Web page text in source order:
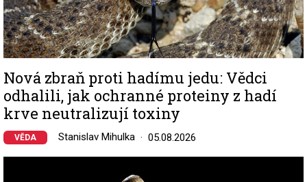
Nová zbraň proti hadímu jedu: Vědci
odhalili, jak ochranné proteiny z hadí
krve neutralizují toxiny
VĚDA Stanislav Mihulka 05.08.2026